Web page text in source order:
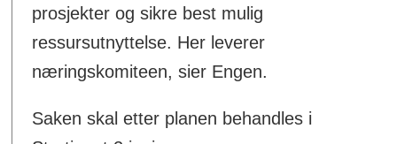
prosjekter og sikre best mulig
ressursutnyttelse. Her leverer
næringskomiteen, sier Engen.
Saken skal etter planen behandles i